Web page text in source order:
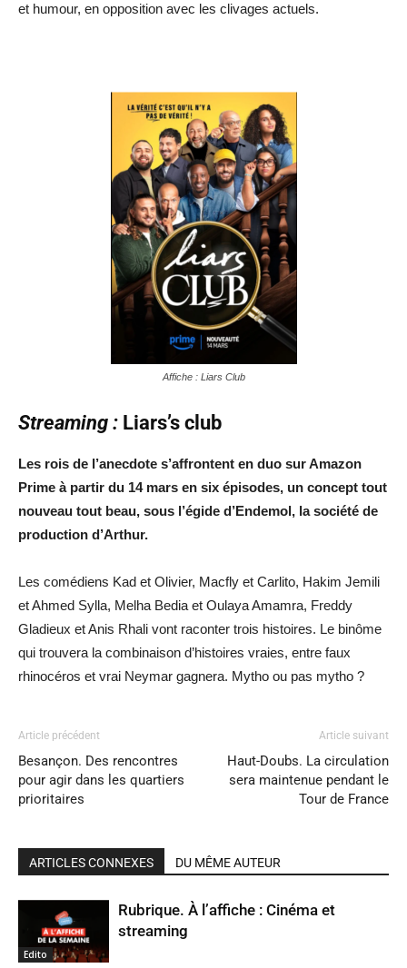
et humour, en opposition avec les clivages actuels.
Affiche : Liars Club
Streaming : Liars’s club
Les rois de l’anecdote s’affrontent en duo sur Amazon
Prime à partir du 14 mars en six épisodes, un concept tout
nouveau tout beau, sous l’égide d’Endemol, la société de
production d’Arthur.
Les comédiens Kad et Olivier, Macfly et Carlito, Hakim Jemili
et Ahmed Sylla, Melha Bedia et Oulaya Amamra, Freddy
Gladieux et Anis Rhali vont raconter trois histoires. Le binôme
qui trouvera la combinaison d’histoires vraies, entre faux
rhinocéros et vrai Neymar gagnera. Mytho ou pas mytho ?
Article précédent
Besançon. Des rencontres
pour agir dans les quartiers
prioritaires
Article suivant
Haut-Doubs. La circulation
sera maintenue pendant le
Tour de France
ARTICLES CONNEXES DU MÊME AUTEUR
Edito
Rubrique. À l’affiche : Cinéma et
streaming